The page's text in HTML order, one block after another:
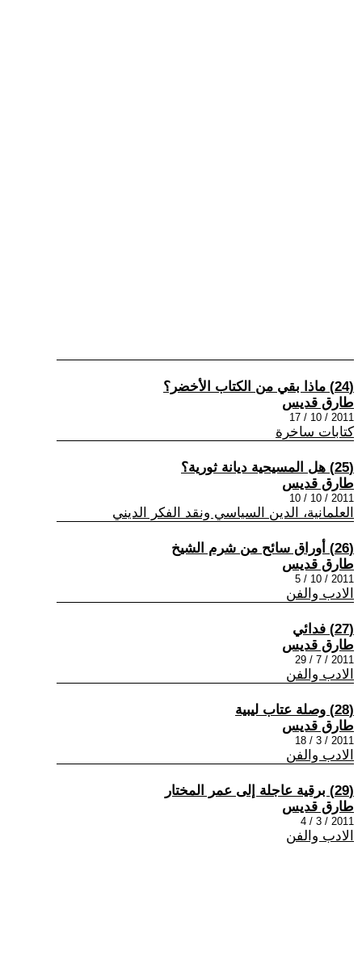
(24) ماذا بقي من الكتاب الأخضر؟
طارق قديس
2011 / 10 / 17
كتابات ساخرة
(25) هل المسيحية ديانة ثورية؟
طارق قديس
2011 / 10 / 10
العلمانية، الدين السياسي ونقد الفكر الديني
(26) أوراق سائح من شرم الشيخ
طارق قديس
2011 / 10 / 5
الادب والفن
(27) فدائي
طارق قديس
2011 / 7 / 29
الادب والفن
(28) وصلة عتاب ليبية
طارق قديس
2011 / 3 / 18
الادب والفن
(29) برقية عاجلة إلى عمر المختار
طارق قديس
2011 / 3 / 4
الادب والفن